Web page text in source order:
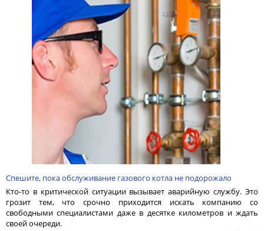
Спешите, пока обслуживание газового котла не подорожало
Кто-то в критической ситуации вызывает аварийную службу. Это
грозит тем, что срочно приходится искать компанию со
свободными специалистами даже в десятке километров и ждать
своей очереди.